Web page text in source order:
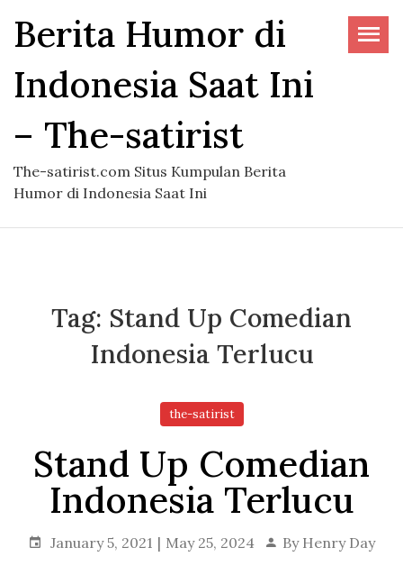
content
Berita Humor di
Indonesia Saat Ini
– The-satirist
The-satirist.com Situs Kumpulan Berita
Humor di Indonesia Saat Ini
Tag: Stand Up Comedian
Indonesia Terlucu
the-satirist
Stand Up Comedian
Indonesia Terlucu
January 5, 2021 May 25, 2024 By Henry Day